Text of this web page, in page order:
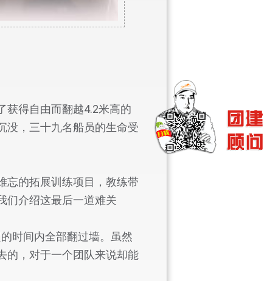
获得自由而翻越4.2米高的
没，三十九名船员的生命受
忘的拓展训练项目，教练带
们介绍这最后一道难关
时间内全部翻过墙。虽然
的，对于一个团队来说却能